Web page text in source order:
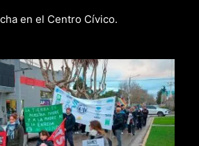
en el Centro Cívico.